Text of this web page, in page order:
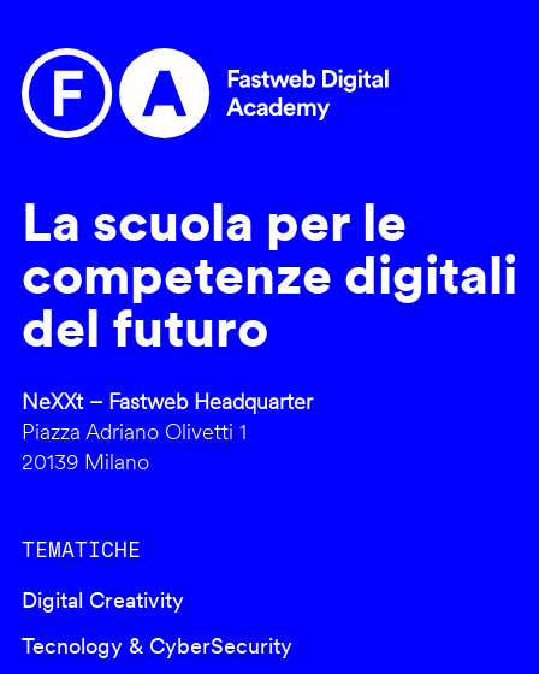
La scuola per le
competenze digitali
del futuro
NeXXt – Fastweb Headquarter
Piazza Adriano Olivetti 1
20139 Milano
TEMATICHE
Digital Creativity
Tecnology & CyberSecurity